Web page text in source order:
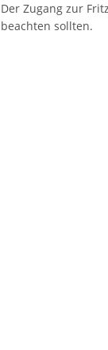
Der Zugang zur
beachten sollten.